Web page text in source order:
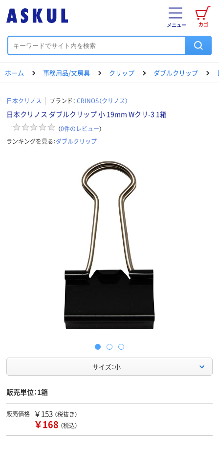
カゴ
メニュー
ホーム 事務用品/文房具 クリップ ダブルクリップ
日本クリノス ブランド： CRINOS（クリノス）
日本クリノス ダブルクリップ 小 19mm Wクリ-3 1箱
（0件のレビュー）
ランキングを見る：ダブルクリップ
サイズ：小
販売単位：1箱
販売価格 ￥153 （税抜き）
￥168 （税込）